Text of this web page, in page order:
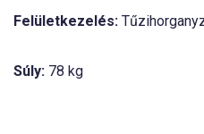
Felületkezelés:
Súly: 78 kg